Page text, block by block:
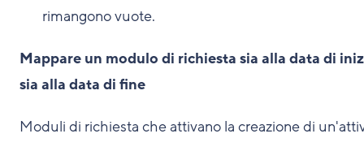
rimangono vuote.
Mappare un modulo di richiesta sia alla data di
sia alla data di fine
Moduli di richiesta che attivano la creazione di